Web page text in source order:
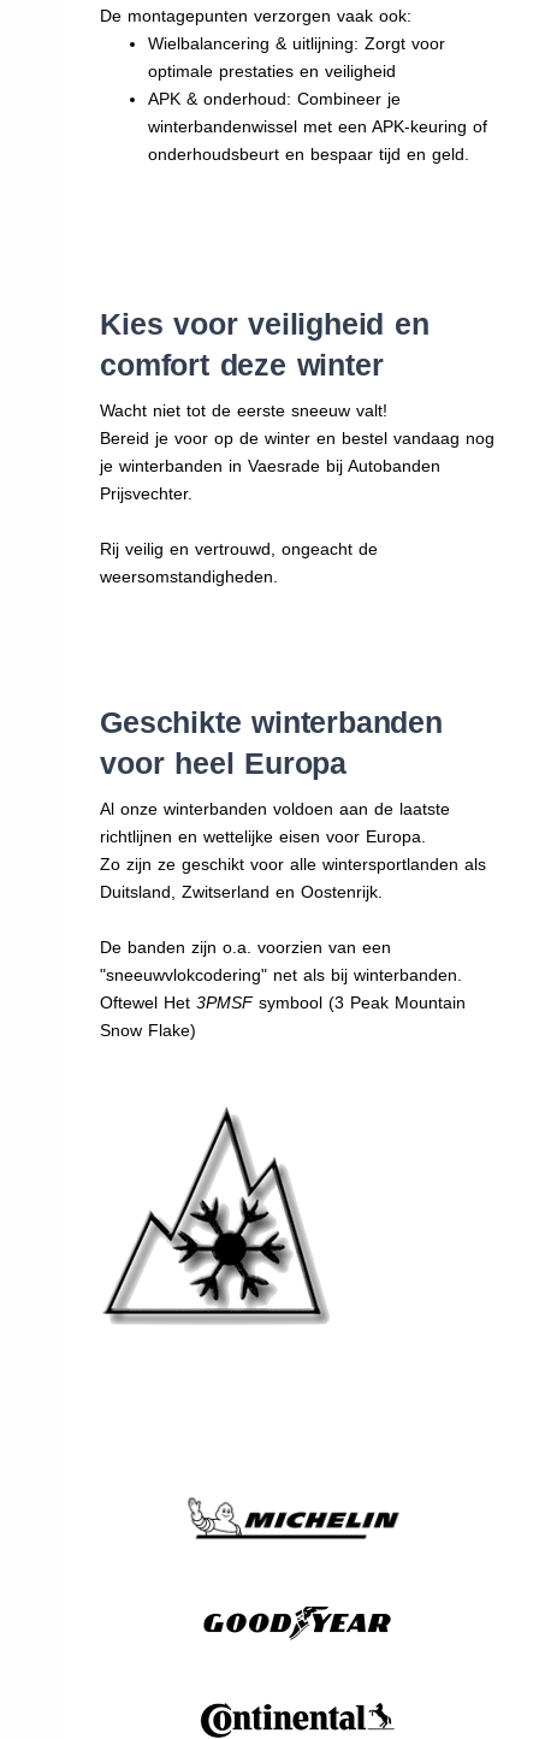
De montagepunten verzorgen vaak ook:
Wielbalancering & uitlijning: Zorgt voor
optimale prestaties en veiligheid
APK & onderhoud: Combineer je
winterbandenwissel met een APK-keuring of
onderhoudsbeurt en bespaar tijd en geld.
Kies voor veiligheid en
comfort deze winter
Wacht niet tot de eerste sneeuw valt!
Bereid je voor op de winter en bestel vandaag nog
je winterbanden in Vaesrade bij Autobanden
Prijsvechter.
Rij veilig en vertrouwd, ongeacht de
weersomstandigheden.
Geschikte winterbanden
voor heel Europa
Al onze winterbanden voldoen aan de laatste
richtlijnen en wettelijke eisen voor Europa.
Zo zijn ze geschikt voor alle wintersportlanden als
Duitsland, Zwitserland en Oostenrijk.
De banden zijn o.a. voorzien van een
"sneeuwvlokcodering" net als bij winterbanden.
Oftewel Het3PMSFsymbool (3 Peak Mountain
Snow Flake)